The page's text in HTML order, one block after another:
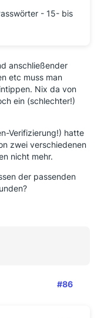
- 15- bis
anschließender
etc muss man
Nix da von
ein (schlechter!)
Verifizierung!) hatte
zwei verschiedenen
nicht mehr.
der passenden
#86